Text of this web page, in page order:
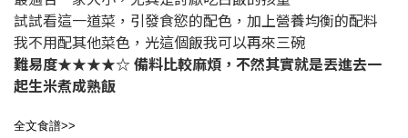
試試看這一道菜， 引發食慾的配色，加上營養均衡的配料
我不用配其他菜色，光這個飯我可以再來三碗
難易度★★★★☆備料比較麻煩，不然其實就是丟進去一
起生米煮成熟飯
全文食譜>>